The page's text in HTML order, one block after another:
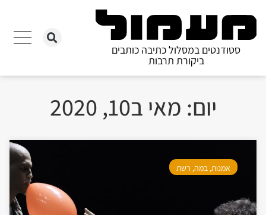
סטודנטים במסלול כתיבה כותבים
ביקורת תרבות
יום: מאי ב10, 2020
אמנות, במה, רשת